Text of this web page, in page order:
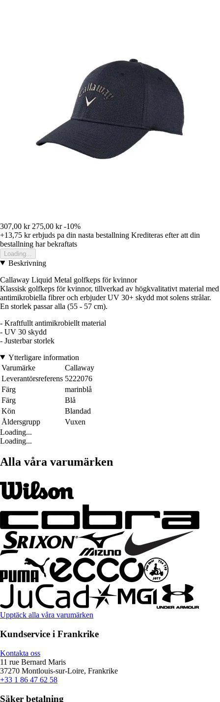
307,00 kr 275,00 kr -10%
+13,75 krerbjuds pa din nasta bestallning Krediteras efter att din
bestallning har bekraftats
Loading...
Beskrivning
Callaway Liquid Metal golfkeps för kvinnor
Klassisk golfkeps för kvinnor, tillverkad av högkvalitativt material med
antimikrobiella fibrer och erbjuder UV 30+ skydd mot solens strålar.
En storlek passar alla (55 - 57 cm).
- Kraftfullt antimikrobiellt material
- UV 30 skydd
- Justerbar storlek
Ytterligare information
Varumärke
Callaway
Leverantörsreferens 5222076
Färg
marinblå
Färg
Blå
Kön
Blandad
Åldersgrupp
Vuxen
Loading...
Loading...
Alla våra varumärken
Upptäck alla våra varumärken
Kundservice i Frankrike
Kontakta oss
11 rue Bernard Maris
37270 Montlouis-sur-Loire, Frankrike
+33 1 86 47 62 58
Säker betalning